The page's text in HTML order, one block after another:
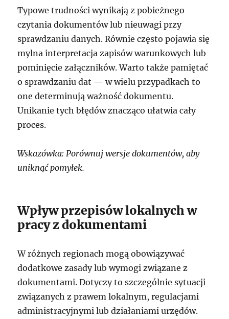
Typowe trudności wynikają z pobieżnego
czytania dokumentów lub nieuwagi przy
sprawdzaniu danych. Równie często pojawia się
mylna interpretacja zapisów warunkowych lub
pominięcie załączników. Warto także pamiętać
o sprawdzaniu dat — w wielu przypadkach to
one determinują ważność dokumentu.
Unikanie tych błędów znacząco ułatwia cały
proces.
Wskazówka: Porównuj wersje dokumentów, aby
uniknąć pomyłek.
Wpływ przepisów lokalnych w
pracy z dokumentami
W różnych regionach mogą obowiązywać
dodatkowe zasady lub wymogi związane z
dokumentami. Dotyczy to szczególnie sytuacji
związanych z prawem lokalnym, regulacjami
administracyjnymi lub działaniami urzędów.